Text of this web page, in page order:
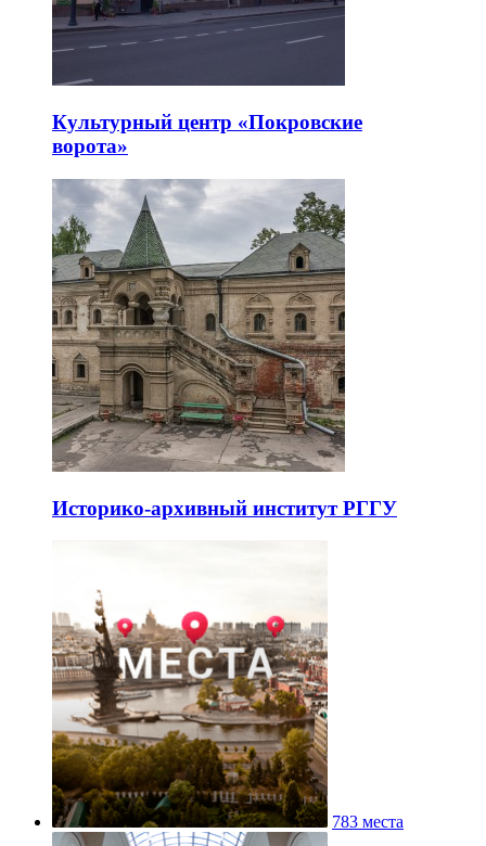
Культурный центр «Покровские
ворота»
Историко-архивный институт РГГУ
783 места